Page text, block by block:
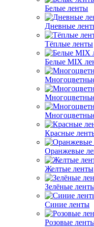
Белые ленты
Дневные
Тёплые ленты
Белые MIX
Красные
Оранжевые
Желтые ленты
Зелёные
Синие ленты
Розовые